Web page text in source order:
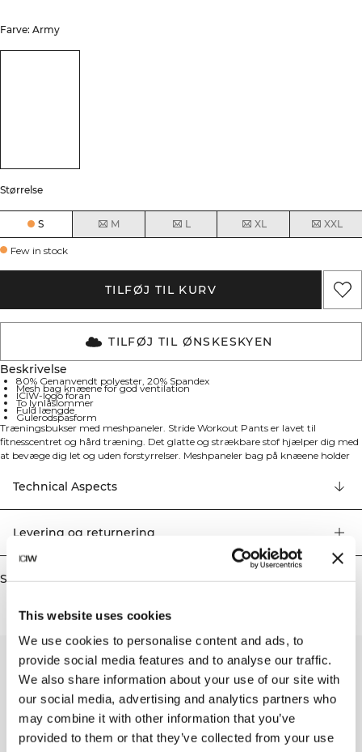
This website uses cookies
We use cookies to personalise content and ads, to
provide social media features and to analyse our traffic.
We also share information about your use of our site with
our social media, advertising and analytics partners who
may combine it with other information that you’ve
provided to them or that they’ve collected from your use
Farve: Army
Størrelse
S M L XL XXL
Few in stock
TILFØJ TIL KURV
TILFØJ TIL ØNSKESKYEN
Beskrivelse
80% Genanvendt polyester, 20% Spandex
Mesh bag knæene for god ventilation
ICIW-logo foran
To lynlåslommer
Fuld længde
Gulerodspasform
Træningsbukser med meshpaneler. Stride Workout Pants er lavet til
fitnesscentret og hård træning. Det glatte og strækbare stof hjælper dig med
at bevæge dig let og uden forstyrrelser. Meshpaneler bag på knæene holder
god ventilation. ICIW-logo foran. To lynlåslommer. Fuld længde.
Gulerodspasform. 80% Genanvendt polyester, 20% elastan
Technical Aspects
Levering og returnering
Similar products